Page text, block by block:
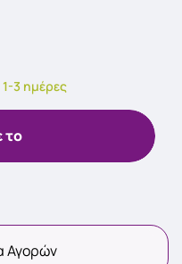
3 ημέρες
το
Αγορών